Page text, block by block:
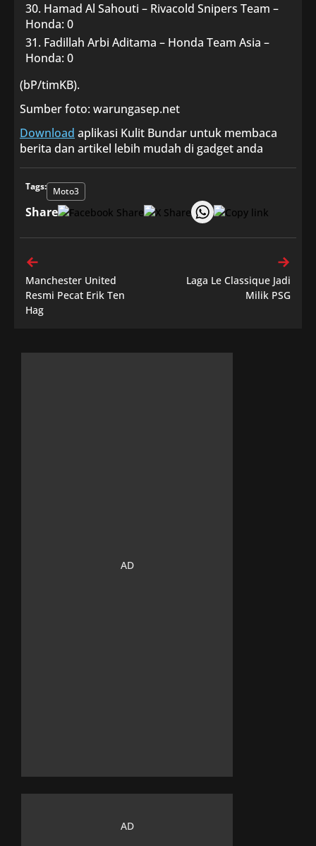
Hamad Al Sahouti – Rivacold Snipers Team –
Honda: 0
Fadillah Arbi Aditama – Honda Team Asia –
Honda: 0
(bP/timKB).
Sumber foto: warungasep.net
Download aplikasi Kulit Bundar untuk membaca
berita dan artikel lebih mudah di gadget anda
Tags: Moto3
Share
Manchester United
Resmi Pecat Erik Ten
Hag
Laga Le Classique Jadi
Milik PSG